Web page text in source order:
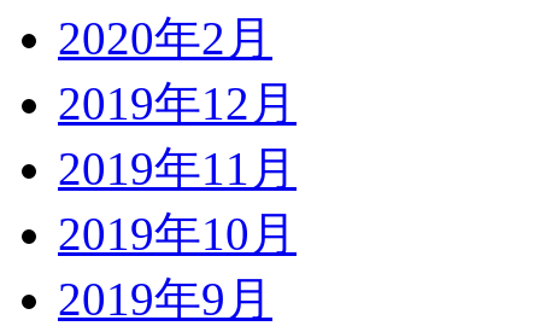
2020年2月
2019年12月
2019年11月
2019年10月
2019年9月